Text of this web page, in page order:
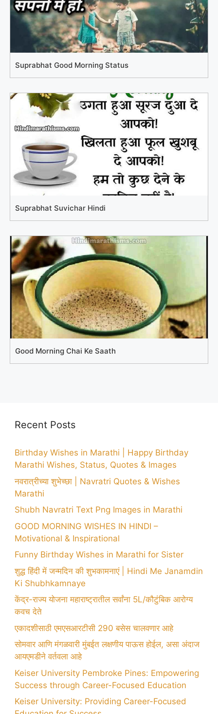
Suprabhat Good Morning Status
Suprabhat Suvichar Hindi
Good Morning Chai Ke Saath
Recent Posts
Birthday Wishes in Marathi | Happy Birthday
Marathi Wishes, Status, Quotes & Images
नवरात्रीच्या शुभेच्छा | Navratri Quotes & Wishes
Marathi
Shubh Navratri Text Png Images in Marathi
GOOD MORNING WISHES IN HINDI –
Motivational & Inspirational
Funny Birthday Wishes in Marathi for Sister
शुद्ध हिंदी में जन्मदिन की शुभकामनाएं | Hindi Me Janamdin
Ki Shubhkamnaye
केंद्र-राज्य योजना महाराष्ट्रातील सर्वांना 5L/कौटुंबिक आरोग्य
कवच देते
एकादशीसाठी एमएसआरटीसी 290 बसेस चालवणार आहे
सोमवार आणि मंगळवारी मुंबईत लक्षणीय पाऊस होईल, असा अंदाज
आयएमडीने वर्तवला आहे
Keiser University Pembroke Pines: Empowering
Success through Career-Focused Education
Keiser University: Providing Career-Focused